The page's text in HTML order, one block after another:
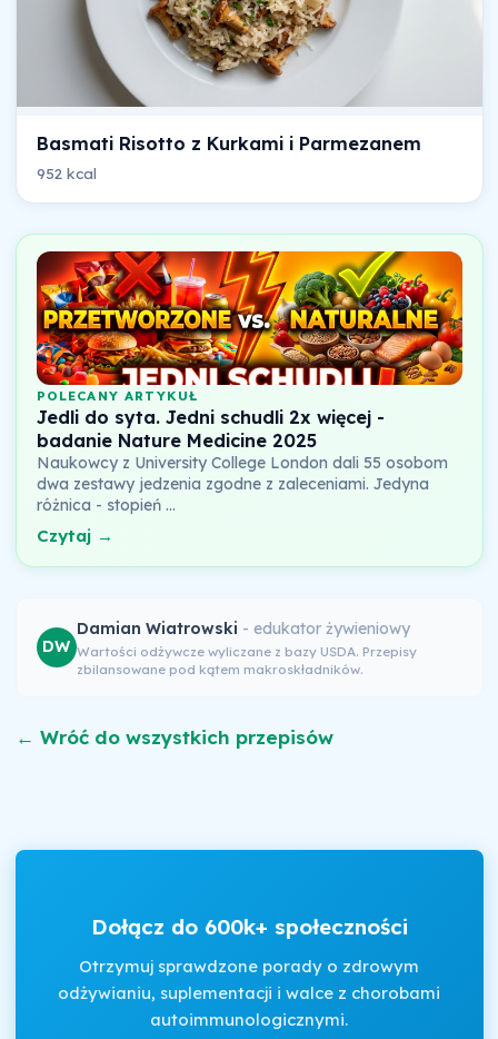
Basmati Risotto z Kurkami i Parmezanem
952 kcal
POLECANY ARTYKUŁ
Jedli do syta. Jedni schudli 2x więcej -
badanie Nature Medicine 2025
Naukowcy z University College London dali 55 osobom
dwa zestawy jedzenia zgodne z zaleceniami. Jedyna
różnica - stopień …
Czytaj →
DW
Damian Wiatrowski - edukator żywieniowy
Wartości odżywcze wyliczane z bazy USDA. Przepisy
zbilansowane pod kątem makroskładników.
← Wróć do wszystkich przepisów
Dołącz do 600k+ społeczności
Otrzymuj sprawdzone porady o zdrowym
odżywianiu, suplementacji i walce z chorobami
autoimmunologicznymi.